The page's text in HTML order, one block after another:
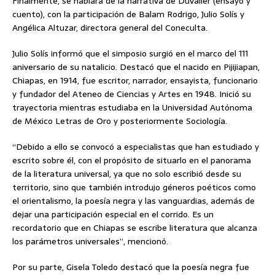
cuento), con la participación de Balam Rodrigo, Julio Solís y
Angélica Altuzar, directora general del Coneculta.
Julio Solís informó que el simposio surgió en el marco del 111
aniversario de su natalicio. Destacó que el nacido en Pijijiapan,
Chiapas, en 1914, fue escritor, narrador, ensayista, funcionario
y fundador del Ateneo de Ciencias y Artes en 1948. Inició su
trayectoria mientras estudiaba en la Universidad Autónoma
de México Letras de Oro y posteriormente Sociología.
“Debido a ello se convocó a especialistas que han estudiado y
escrito sobre él, con el propósito de situarlo en el panorama
de la literatura universal, ya que no solo escribió desde su
territorio, sino que también introdujo géneros poéticos como
el orientalismo, la poesía negra y las vanguardias, además de
dejar una participación especial en el corrido. Es un
recordatorio que en Chiapas se escribe literatura que alcanza
los parámetros universales”, mencionó.
Por su parte, Gisela Toledo destacó que la poesía negra fue